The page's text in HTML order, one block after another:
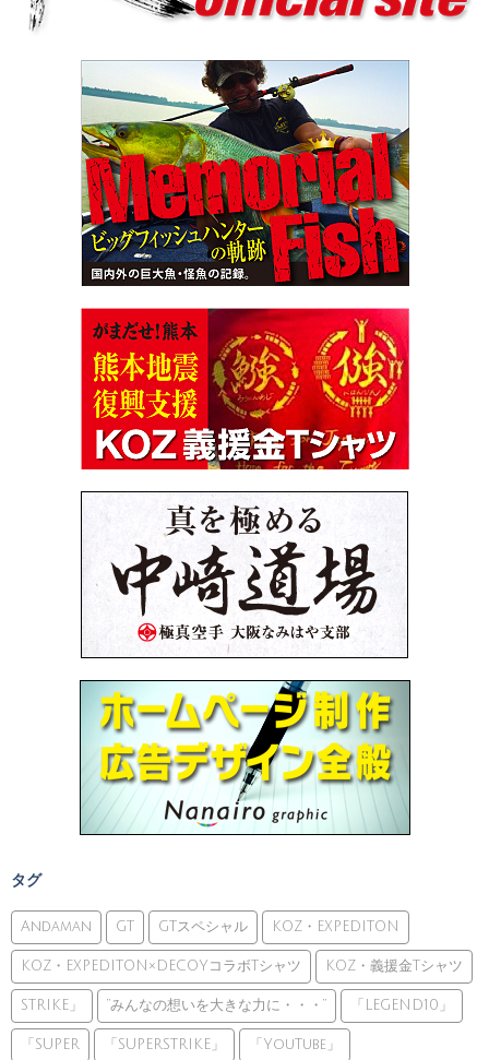
タグ
Andaman GT GTスペシャル KOZ・EXPEDITON
KOZ・EXPEDITON×DECOYコラボTシャツ KOZ・義援金Tシャツ
STRIKE」 ”みんなの想いを大きな力に・・・” 「LEGEND10」
「SUPER 「SUPERSTRIKE」 「YouTube」